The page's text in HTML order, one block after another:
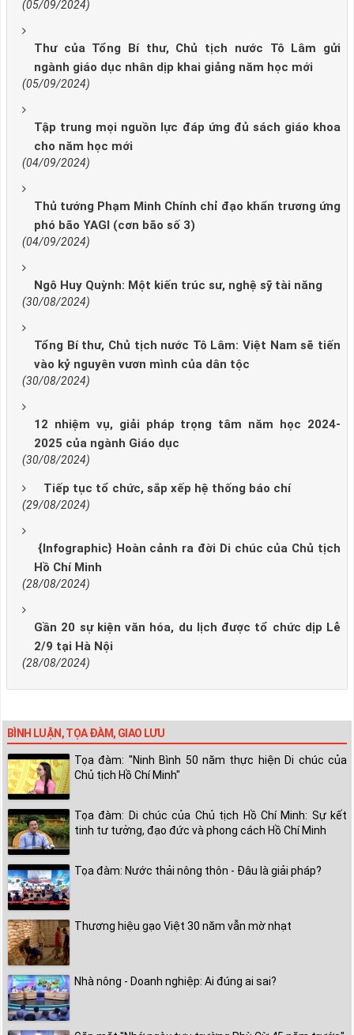
(05/09/2024)
Thư của Tổng Bí thư, Chủ tịch nước Tô Lâm gửi
ngành giáo dục nhân dịp khai giảng năm học mới
(05/09/2024)
Tập trung mọi nguồn lực đáp ứng đủ sách giáo khoa
cho năm học mới
(04/09/2024)
Thủ tướng Phạm Minh Chính chỉ đạo khẩn trương ứng
phó bão YAGI (cơn bão số 3)
(04/09/2024)
Ngô Huy Quỳnh: Một kiến trúc sư, nghệ sỹ tài năng
(30/08/2024)
Tổng Bí thư, Chủ tịch nước Tô Lâm: Việt Nam sẽ tiến
vào kỷ nguyên vươn mình của dân tộc
(30/08/2024)
12 nhiệm vụ, giải pháp trọng tâm năm học 2024-
2025 của ngành Giáo dục
(30/08/2024)
Tiếp tục tổ chức, sắp xếp hệ thống báo chí
(29/08/2024)
{Infographic} Hoàn cảnh ra đời Di chúc của Chủ tịch
Hồ Chí Minh
(28/08/2024)
Gần 20 sự kiện văn hóa, du lịch được tổ chức dịp Lễ
2/9 tại Hà Nội
(28/08/2024)
BÌNH LUẬN, TỌA ĐÀM, GIAO LƯU
Tọa đàm: "Ninh Bình 50 năm thực hiện Di chúc của
Chủ tịch Hồ Chí Minh"
Tọa đàm: Di chúc của Chủ tịch Hồ Chí Minh: Sự kết
tinh tư tưởng, đạo đức và phong cách Hồ Chí Minh
Tọa đàm: Nước thải nông thôn - Đâu là giải pháp?
Thương hiệu gạo Việt 30 năm vẫn mờ nhạt
Nhà nông - Doanh nghiệp: Ai đúng ai sai?